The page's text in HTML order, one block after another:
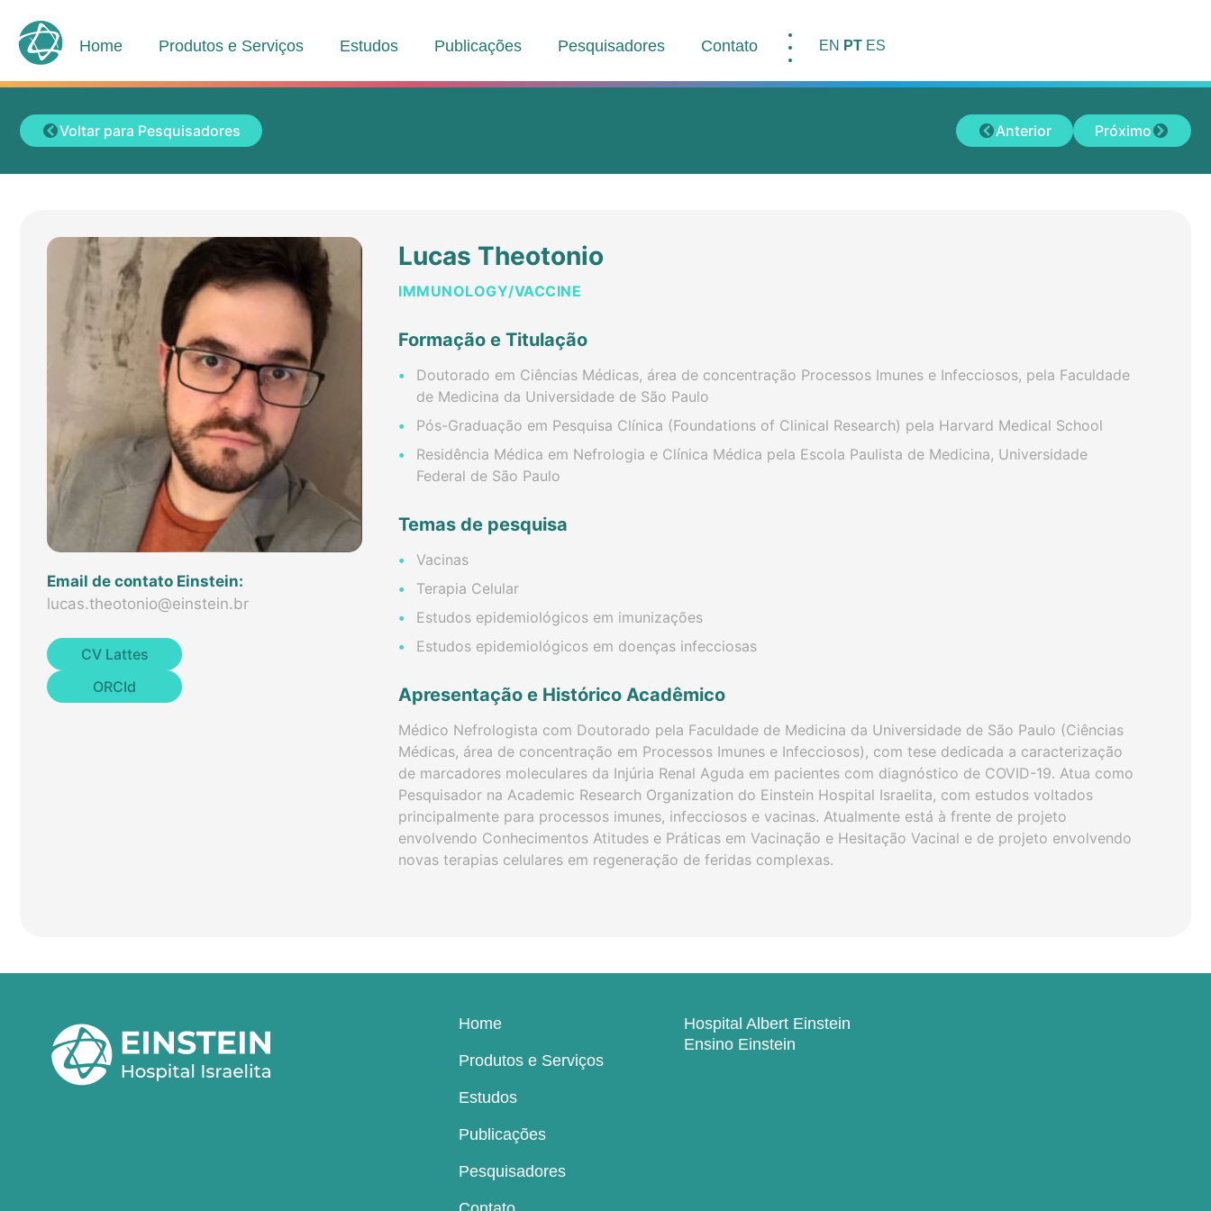
Home Produtos e Serviços Estudos Publicações Pesquisadores Contato EN PT ES
Voltar para Pesquisadores Anterior Próximo
Email de contato Einstein:
lucas.theotonio@einstein.br
CV Lattes
ORCId
Lucas Theotonio
IMMUNOLOGY/VACCINE
Formação e Titulação
Doutorado em Ciências Médicas, área de concentração Processos Imunes e Infecciosos, pela Faculdade
de Medicina da Universidade de São Paulo
Pós-Graduação em Pesquisa Clínica (Foundations of Clinical Research) pela Harvard Medical School
Residência Médica em Nefrologia e Clínica Médica pela Escola Paulista de Medicina, Universidade
Federal de São Paulo
Temas de pesquisa
Vacinas
Terapia Celular
Estudos epidemiológicos em imunizações
Estudos epidemiológicos em doenças infecciosas
Apresentação e Histórico Acadêmico
Médico Nefrologista com Doutorado pela Faculdade de Medicina da Universidade de São Paulo (Ciências
Médicas, área de concentração em Processos Imunes e Infecciosos), com tese dedicada a caracterização
de marcadores moleculares da Injúria Renal Aguda em pacientes com diagnóstico de COVID-19. Atua como
Pesquisador na Academic Research Organization do Einstein Hospital Israelita, com estudos voltados
principalmente para processos imunes, infecciosos e vacinas. Atualmente está à frente de projeto
envolvendo Conhecimentos Atitudes e Práticas em Vacinação e Hesitação Vacinal e de projeto envolvendo
novas terapias celulares em regeneração de feridas complexas.
Home
Produtos e Serviços
Estudos
Publicações
Pesquisadores
Hospital Albert Einstein
Ensino Einstein